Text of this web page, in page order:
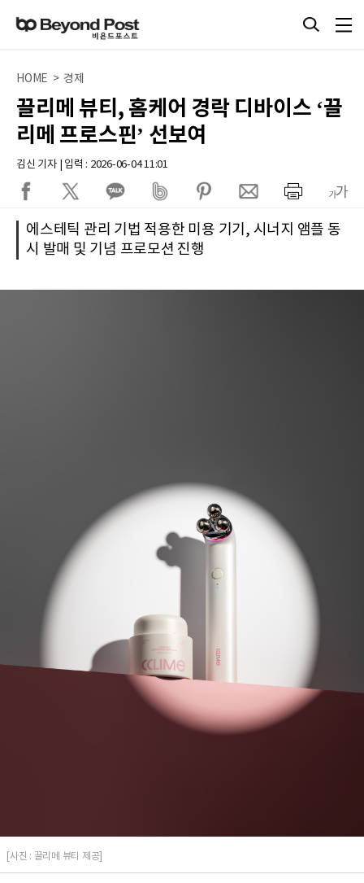
HOME > 경제
끌리메 뷰티, 홈케어 경락 디바이스 ‘끌
리메 프로스핀’ 선보여
김신 기자 | 입력 : 2026-06-04 11:01
에스테틱 관리 기법 적용한 미용 기기, 시너지 앰플 동
시 발매 및 기념 프로모션 진행
[사진 : 끌리메 뷰티 제공]